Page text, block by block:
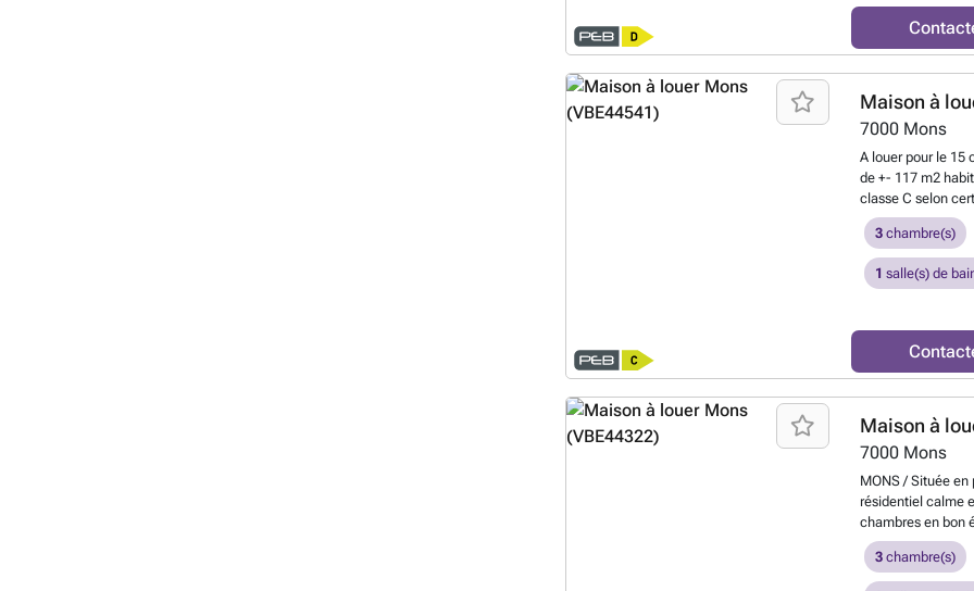
Maison à
7000 Mons
A louer pour le 15
de +- 117 m2
classe C selon
un hall d'entrée,
servant
buanderie, un wc
donnant sur une
propose deux
baignoire,
magnifique
équipée de
central avec
revenu global du
maximale pour un
plus ?
3 chambre(s)
1 salle(s) de
Maison à
7000 Mons
MONS / Située en
résidentiel calme
chambres en bon
proximité
commun et
d’entrée, d’un
3 chambre(s)